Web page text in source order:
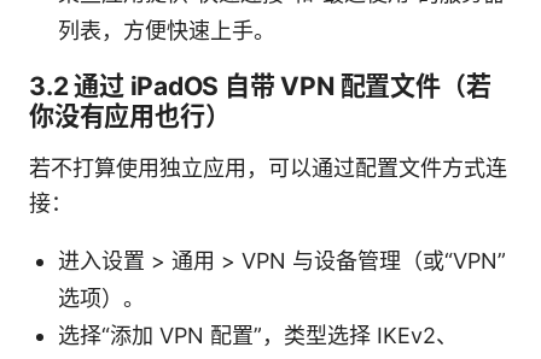
列表，方便快速上手。
3.2 通过 iPadOS 自带 VPN 配置文件（若
你没有应用也行）
若不打算使用独立应用，可以通过配置文件方式连
接：
进入设置 > 通用 > VPN 与设备管理（或“VPN”
选项）。
选择“添加 VPN 配置”，类型选择 IKEv2、